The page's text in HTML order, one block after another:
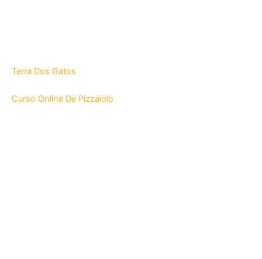
Terra Dos Gatos
Curso Online De Pizzaiolo